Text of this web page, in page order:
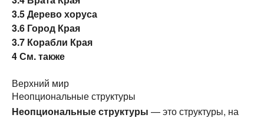
3.5Дерево хоруса
3.6 Город Края
3.7 Корабли Края
4См. также
Верхний мир
Неопциональные структуры
Неопциональные структуры — это структуры, на